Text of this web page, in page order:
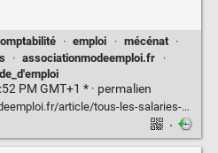
· emploi · mécénat
·
· associationmodeemploi.fr
·
PM GMT+1 * · permalien
peuvent-ils-etre-sollicites-lors-d-un-controle-urssaf.70604
·